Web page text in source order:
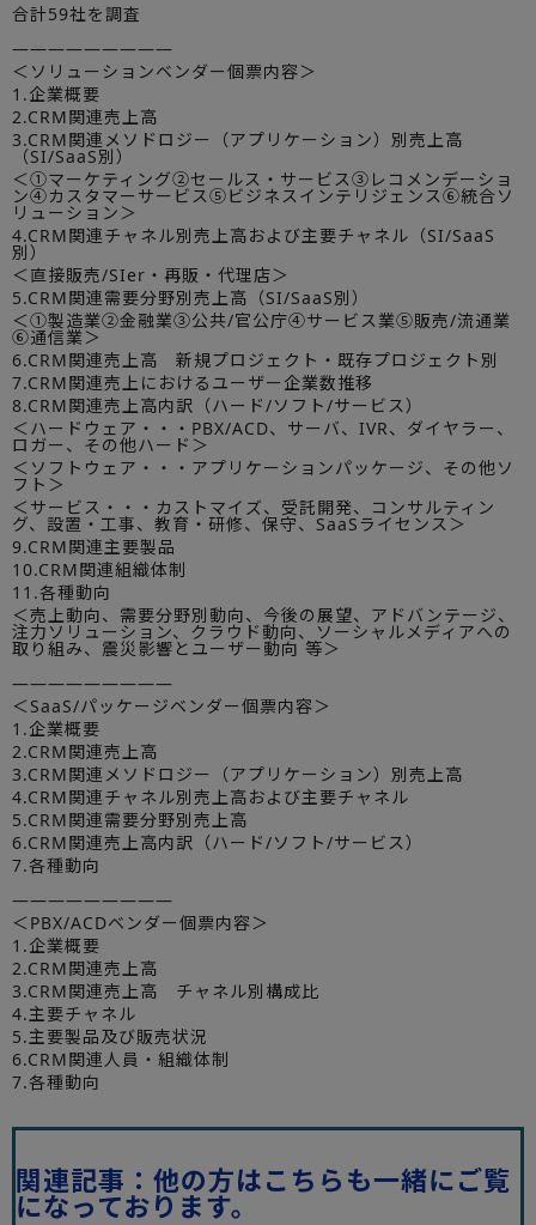
合計59社を調査
—————————
＜ソリューションベンダー個票内容＞
1.企業概要
2.CRM関連売上高
3.CRM関連メソドロジー（アプリケーション）別売上高
（SI/SaaS別）
＜①マーケティング②セールス・サービス③レコメンデーショ
ン④カスタマーサービス⑤ビジネスインテリジェンス⑥統合ソ
リューション＞
4.CRM関連チャネル別売上高および主要チャネル（SI/SaaS
別）
＜直接販売/SIer・再販・代理店＞
5.CRM関連需要分野別売上高（SI/SaaS別）
＜①製造業②金融業③公共/官公庁④サービス業⑤販売/流通業
⑥通信業＞
6.CRM関連売上高 新規プロジェクト・既存プロジェクト別
7.CRM関連売上におけるユーザー企業数推移
8.CRM関連売上高内訳（ハード/ソフト/サービス）
＜ハードウェア・・・PBX/ACD、サーバ、IVR、ダイヤラー、
ロガー、その他ハード＞
＜ソフトウェア・・・アプリケーションパッケージ、その他ソ
フト＞
＜サービス・・・カストマイズ、受託開発、コンサルティン
グ、設置・工事、教育・研修、保守、SaaSライセンス＞
9.CRM関連主要製品
10.CRM関連組織体制
11.各種動向
＜売上動向、需要分野別動向、今後の展望、アドバンテージ、
注力ソリューション、クラウド動向、ソーシャルメディアへの
取り組み、震災影響とユーザー動向 等＞
—————————
＜SaaS/パッケージベンダー個票内容＞
1.企業概要
2.CRM関連売上高
3.CRM関連メソドロジー（アプリケーション）別売上高
4.CRM関連チャネル別売上高および主要チャネル
5.CRM関連需要分野別売上高
6.CRM関連売上高内訳（ハード/ソフト/サービス）
7.各種動向
—————————
＜PBX/ACDベンダー個票内容＞
1.企業概要
2.CRM関連売上高
3.CRM関連売上高 チャネル別構成比
4.主要チャネル
5.主要製品及び販売状況
6.CRM関連人員・組織体制
7.各種動向
関連記事：他の方はこちらも一緒にご覧
になっております。